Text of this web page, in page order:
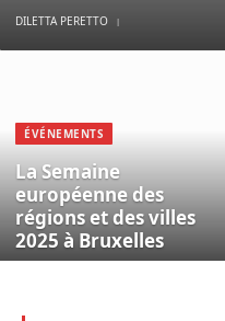
DILETTA PERETTO
ÉVÉNEMENTS
La Semaine
européenne des
régions et des villes
2025 à Bruxelles